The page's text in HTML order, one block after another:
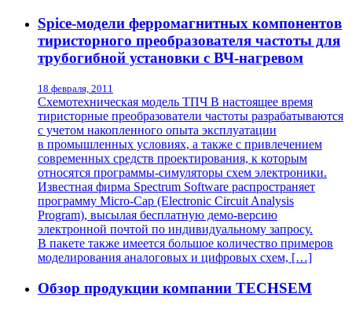
Spice-модели ферромагнитных компонентов
тиристорного преобразователя частоты для
трубогибной установки с ВЧ-нагревом
18 февраля, 2011
Схемотехническая модель ТПЧ В настоящее время
тиристорные преобразователи частоты разрабатываются
с учетом накопленного опыта эксплуатации
в промышленных условиях, а также с привлечением
современных средств проектирования, к которым
относятся программы-симуляторы схем электроники.
Известная фирма Spectrum Software распространяет
программу Micro-Cap (Electronic Circuit Analysis
Program), высылая бесплатную демо-версию
электронной почтой по индивидуальному запросу.
В пакете также имеется большое количество примеров
моделирования аналоговых и цифровых схем, […]
Обзор продукции компании TECHSEM